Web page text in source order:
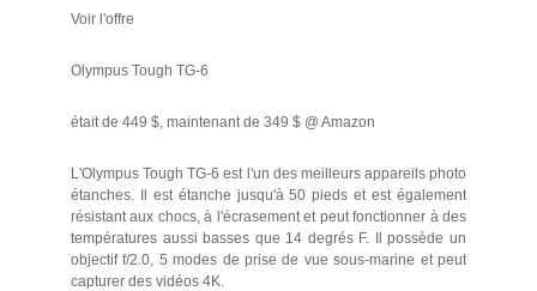
Voir l'offre
Olympus Tough TG-6
était de 449 $, maintenant de 349 $ @ Amazon
L'Olympus Tough TG-6 est l'un des meilleurs appareils photo
étanches. Il est étanche jusqu'à 50 pieds et est également
résistant aux chocs, à l'écrasement et peut fonctionner à des
températures aussi basses que 14 degrés F. Il possède un
objectif f/2.0, 5 modes de prise de vue sous-marine et peut
capturer des vidéos 4K.